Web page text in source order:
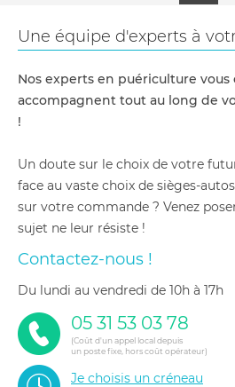
Une équipe d'experts à
Nos experts en puériculture
accompagnent tout au long de
!
Un doute sur le choix de votre
face au vaste choix de sièges-
sur votre commande ? Venez
sujet ne leur résiste !
Contactez-nous !
du lundi au vendredi de 10h à 17h
05 31 53 03 78
(Coût d'un appel local depuis
un poste fixe, hors coût opérateur)
Je choisis un créneau